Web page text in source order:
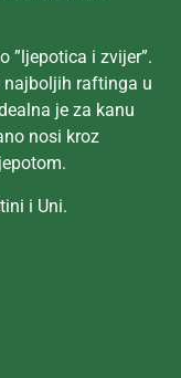
”ljepotica i zvijer”.
najboljih raftinga u
je za kanu
nosi kroz
i Uni.